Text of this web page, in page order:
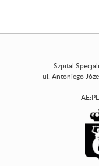
Szpital
ul. Antoniego